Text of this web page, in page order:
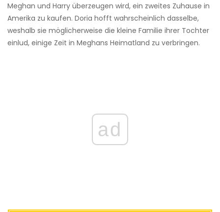
Meghan und Harry überzeugen wird, ein zweites Zuhause in
Amerika zu kaufen. Doria hofft wahrscheinlich dasselbe,
weshalb sie möglicherweise die kleine Familie ihrer Tochter
einlud, einige Zeit in Meghans Heimatland zu verbringen.
ad